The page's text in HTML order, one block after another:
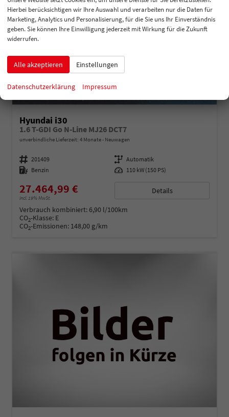
Hyundai i30
1.6 T-GDI Go N-Line MJ26 DCT7
unverbindliche Lieferzeit: 4 Monate Neuwagen
Fahrzeugnummer 201409 Getriebe Automatik
Kraftstoff Benzin Leistung 110 kW (150 PS)
27.464,99 €
incl. 19% MwSt.
Details
Verbrauch kombiniert:6,90 l/100km
CO2-Klasse: E
CO2-Emissionen: 148,00 g/km
Hierbei berücksichtigen wir Ihre Auswahl und verarbeiten nur die Daten für
Marketing, Analytics und Personalisierung, für die Sie uns Ihr Einverständnis
geben. Sie können Ihre Einwilligung jederzeit mit Wirkung für die Zukunft
widerrufen.
Alle akzeptieren Einstellungen
Datenschutzerklärung Impressum